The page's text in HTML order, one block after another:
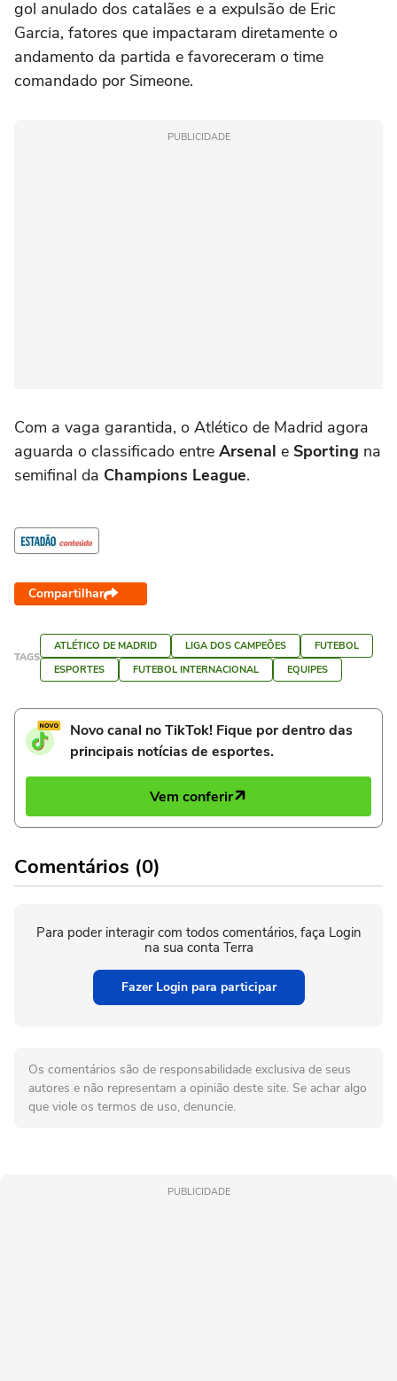
gol anulado dos catalães e a expulsão de Eric
Garcia, fatores que impactaram diretamente o
andamento da partida e favoreceram o time
comandado por Simeone.
PUBLICIDADE
Com a vaga garantida, o Atlético de Madrid agora
aguarda o classificado entre Arsenal e Sporting na
semifinal da Champions League.
Compartilhar
TAGS
ATLÉTICO DE MADRID LIGA DOS CAMPEÕES
FUTEBOL
ESPORTES
FUTEBOL INTERNACIONAL EQUIPES
Novo canal no TikTok! Fique por dentro das
principais notícias de esportes.
Vem conferir
Comentários (0)
Para poder interagir com todos comentários, faça Login
na sua conta Terra
Fazer Login para participar
Os comentários são de responsabilidade exclusiva de seus
autores e não representam a opinião deste site. Se achar algo
que viole os termos de uso, denuncie.
PUBLICIDADE